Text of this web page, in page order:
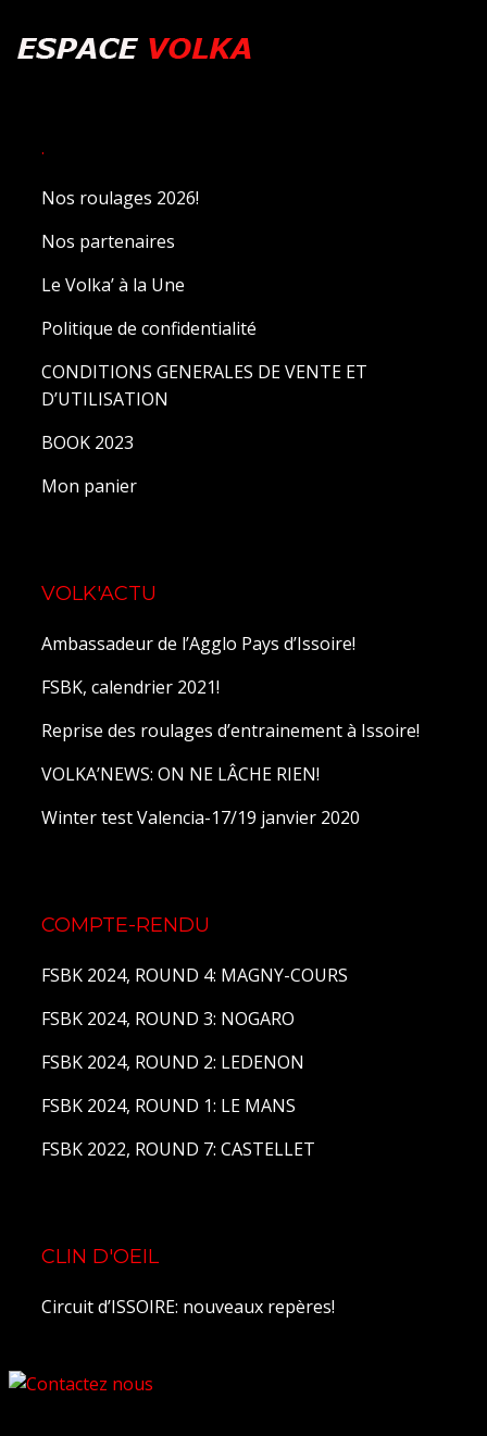
.
Nos roulages 2026!
Nos partenaires
Le Volka’ à la Une
Politique de confidentialité
CONDITIONS GENERALES DE VENTE ET
D’UTILISATION
BOOK 2023
Mon panier
VOLK'ACTU
Ambassadeur de l’Agglo Pays d’Issoire!
FSBK, calendrier 2021!
Reprise des roulages d’entrainement à Issoire!
VOLKA’NEWS: ON NE LÂCHE RIEN!
Winter test Valencia-17/19 janvier 2020
COMPTE-RENDU
FSBK 2024, ROUND 4: MAGNY-COURS
FSBK 2024, ROUND 3: NOGARO
FSBK 2024, ROUND 2: LEDENON
FSBK 2024, ROUND 1: LE MANS
FSBK 2022, ROUND 7: CASTELLET
CLIN D'OEIL
Circuit d’ISSOIRE: nouveaux repères!